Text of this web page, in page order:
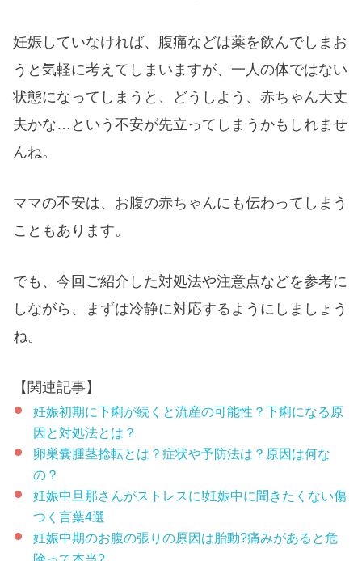
妊娠していなければ、腹痛などは薬を飲んでしまお
うと気軽に考えてしまいますが、一人の体ではない
状態になってしまうと、どうしよう、赤ちゃん大丈
夫かな…という不安が先立ってしまうかもしれませ
んね。
ママの不安は、お腹の赤ちゃんにも伝わってしまう
こともあります。
でも、今回ご紹介した対処法や注意点などを参考に
しながら、まずは冷静に対応するようにしましょう
ね。
【関連記事】
妊娠初期に下痢が続くと流産の可能性？下痢になる原
因と対処法とは？
卵巣嚢腫茎捻転とは？症状や予防法は？原因は何な
の？
妊娠中旦那さんがストレスに!妊娠中に聞きたくない傷
つく言葉4選
妊娠中期のお腹の張りの原因は胎動?痛みがあると危